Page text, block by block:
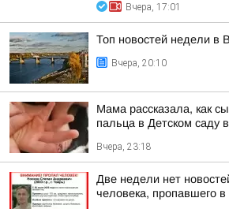
Вчера, 17:01
Топ новостей недели в
Вчера, 20:10
Мама рассказала, как
пальца в Детском саду
Вчера, 23:18
Две недели нет
человека, пропавшего в